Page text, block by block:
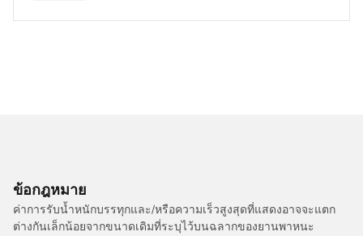
ข้อกฎหมาย
ค่าการรับน้ำหนักบรรทุกและ/หรือความเร็วสูงสุดที่แสดงอาจจะแตก
ต่างกันเล็กน้อยจากขนาดเดิมที่ระบุไว้บนฉลากของยานพาหนะ